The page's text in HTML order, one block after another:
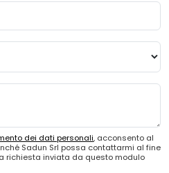
dei dati personali, acconsento al
Sadun Srl possa contattarmi al fine
richiesta inviata da questo modulo